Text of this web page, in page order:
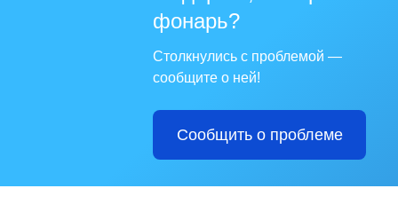
фонарь?
Столкнулись с проблемой —
сообщите о ней!
Сообщить о проблеме